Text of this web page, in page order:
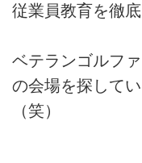
従業員教育を徹
ベテランゴルフ
の会場を探して
（笑）